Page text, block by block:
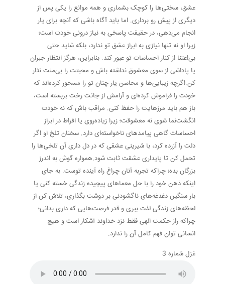
عشق، سختی‌ها را کوچک بشماری و همه موانع را یکی پس از
دیگری از پیش رو برداری. اما باید آگاه باشی که آنچه برای یار
انجام می‌دهی، در حقیقت پاسخی به نیاز درونی خودت است؛
زیرا او نه تنها نیازی به ابراز عشق تو ندارد، بلکه شاید حتی
بی‌اعتنا از کنار احساسات تو عبور کند. بنابراین، هرگز انتظار جبران
یا پاداشی از سوی معشوق نداشته باش و محبتت را بی‌منت نثار
کن.اگرچه زیبایی‌ها و محاسن یار چنان تو را مسحور کرده‌اند که
خودت را فراموش کرده‌ای و آرامش از جانت رخت بربسته است،
باز هم باید مرزهایت را حفظ کنی. مراقب باش که نه خودت
انگشت‌نما شوی نه معشوقت؛ زیرا زیاده‌روی یا افراط در ابراز
احساسات گاهی پیامدهای ناخواسته‌ای دارد. سخنان تلخ او اگر
دلت را آزرده کرد، با شیرینی عشقی که در دل داری آن تلخی‌ها را
تحمل کن تا پایداری عشقت ثابت شود.همواره گوش به اندرز
بزرگان بده؛ چراکه تجربه آنان چراغ راه آینده توست. به جای
اینکه ذهن خود را با حل معماهای پیچیده زندگی خسته کنی یا
بار سنگین دغدغه‌های ناگشودنی بر دوشت بگذاری، تلاش کن از
لحظه‌های زندگی لذت ببری و قدر فرصت‌هایی که داری بدانی؛
چراکه راز حکمت الهی فقط نزد خداوند آشکار است و هیچ
انسانی توان فهم کامل آن را ندارد.
غزل شماره 3